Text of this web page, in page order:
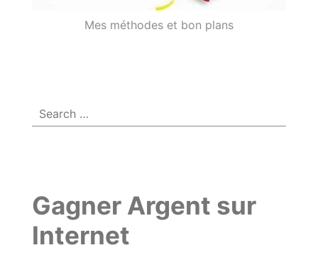
Mes méthodes et bon plans
Search
for:
Gagner Argent sur
Internet